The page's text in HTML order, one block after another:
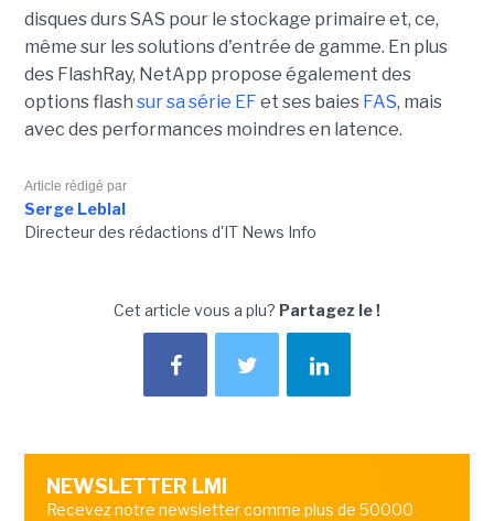
disques durs SAS pour le stockage primaire et, ce,
même sur les solutions d'entrée de gamme. En plus
des FlashRay, NetApp propose également des
options flash sur sa série EF et ses baies FAS, mais
avec des performances moindres en latence.
Article rédigé par
Serge Leblal
Directeur des rédactions d'IT News Info
Cet article vous a plu? Partagez le !
NEWSLETTER LMI
Recevez notre newsletter comme plus de 50000